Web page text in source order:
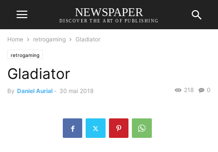
NEWSPAPER
DISCOVER THE ART OF PUBLISHING
Home retrogaming Gladiator
retrogaming
Gladiator
By Daniel Aurial - 30 mai 2018 0
218